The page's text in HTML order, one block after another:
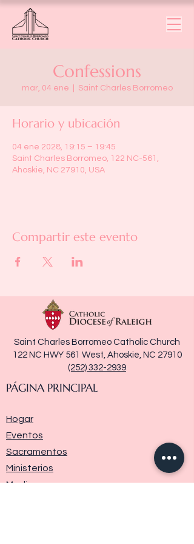
Confessions
mar, 04 ene Saint Charles Borromeo
Horario y ubicación
04 ene 2028, 19:15 – 19:45
Saint Charles Borromeo, 122 NC-561,
Ahoskie, NC 27910, USA
Compartir este evento
Saint Charles Borromeo Catholic Church
122 NC HWY 561 West, Ahoskie, NC 27910
(252) 332-2939
PÁGINA PRINCIPAL
Hogar
Eventos
Sacramentos
Ministerios
Media